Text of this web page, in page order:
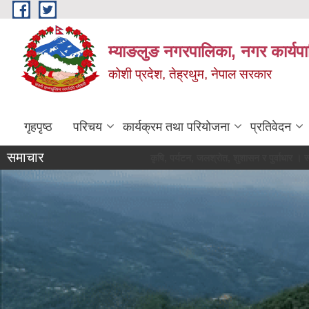
Skip to main content
म्याङलुङ नगरपालिका, नगर
कोशी प्रदेश, तेह्रथुम, नेपाल सरकार
गृहपृष्ठ परिचय कार्यक्रम तथा परियोजना प्रतिवेदन
समाचार